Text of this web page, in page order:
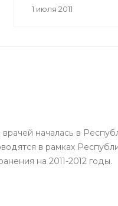
прежних: размер —
страховой стаж и
заработок.
1 июля 2011
началась в
в рамках
на 2011-2012 годы.